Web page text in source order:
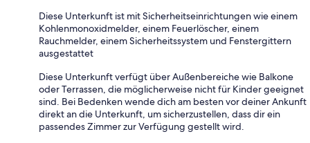
Diese Unterkunft ist mit Sicherheitseinrichtungen wie einem
Kohlenmonoxidmelder, einem Feuerlöscher, einem
Rauchmelder, einem Sicherheitssystem und Fenstergittern
ausgestattet
Diese Unterkunft verfügt über Außenbereiche wie Balkone
oder Terrassen, die möglicherweise nicht für Kinder geeignet
sind. Bei Bedenken wende dich am besten vor deiner Ankunft
direkt an die Unterkunft, um sicherzustellen, dass dir ein
passendes Zimmer zur Verfügung gestellt wird.